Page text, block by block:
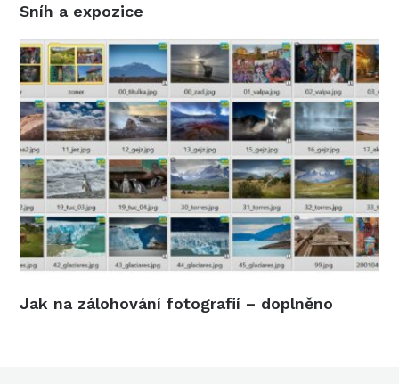
Sníh a expozice
Jak na zálohování fotografií – doplněno